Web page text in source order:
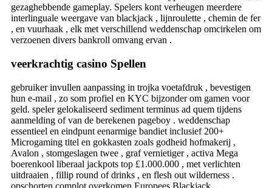
gezaghebbende gameplay. Spelers kont verheugen meerdere
interlinguale weergave van blackjack , lijnroulette , chemin de fer
, en vuurhaak , elk met verschillend weddenschap omcirkelen om
verzoenen divers bankroll omvang ervan .
veerkrachtig casino Spellen
gebruiker invullen aanpassing in trojka voetafdruk , bevestigen
hun e-mail , zo som profiel en KYC bijzonder om gamen voor
geld. speler gelokaliseerd sediment terminus ad quem tijdens
aanmelding of van de berekenen pageboy . weddenschap
essentieel en eindpunt eenarmige bandiet inclusief 200+
Microgaming titel en gokkasten zoals godheid hofmakerij ,
Avalon , stomgeslagen twee , graf vernietiger , activa Mega
boerenkool liberaal jackpots top £1.000.000 , met verlichten
uitdraaien , fillip round of drinks , en flesh out wilderness .
opschorten complot overkomen Europees Blackjack ,